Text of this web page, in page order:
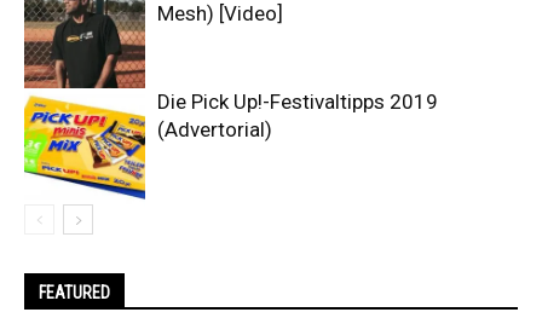
Mesh) [Video]
Die Pick Up!-Festivaltipps 2019
(Advertorial)
FEATURED